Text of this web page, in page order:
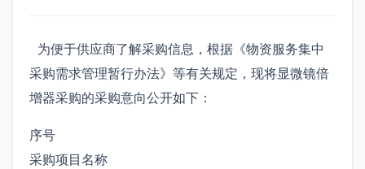
为便于供应商了解采购信息，根据《物资服务集中
采购需求管理暂行办法》等有关规定，现将显微镜倍
增器采购的采购意向公开如下：
序号
采购项目名称